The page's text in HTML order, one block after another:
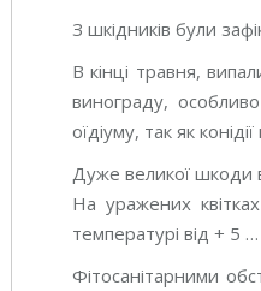
З шкідників були
В кінці травня,
винограду,
оїдіуму, так як
Дуже великої шкоди в
На уражених
температурі від + 5
Фітосанітарними